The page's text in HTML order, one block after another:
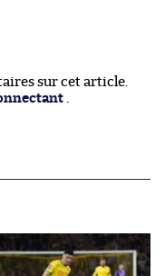
sur cet article.